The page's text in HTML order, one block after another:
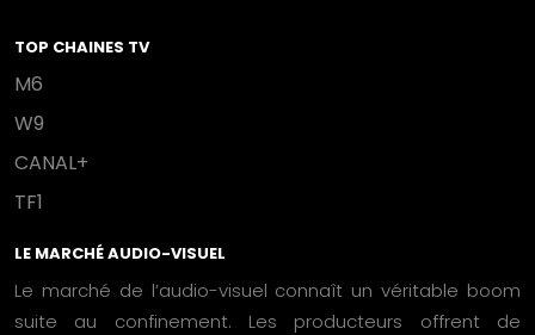
TOP CHAINES TV
M6
W9
CANAL+
TF1
LE MARCHÉ AUDIO-VISUEL
Le marché de l’audio-visuel connaît un véritable boom
suite au confinement. Les producteurs offrent de